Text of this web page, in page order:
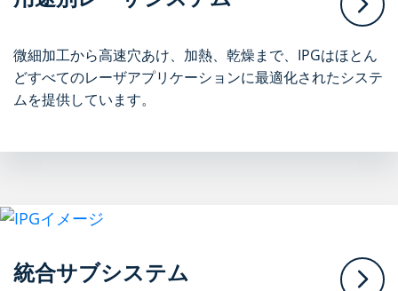
微細加工から高速穴あけ、加熱、乾燥まで、IPGはほとん
どすべてのレーザアプリケーションに最適化されたシステ
ムを提供しています。
統合サブシステム